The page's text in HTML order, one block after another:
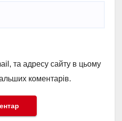
та адресу сайту в цьому
коментарів.